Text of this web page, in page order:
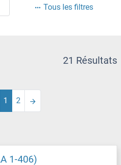
Tous les filtres
21 Résultats
1 2
1-406)